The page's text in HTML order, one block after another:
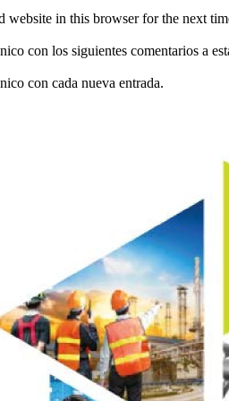
website in this browser for the next
con los siguientes comentarios a
con cada nueva entrada.